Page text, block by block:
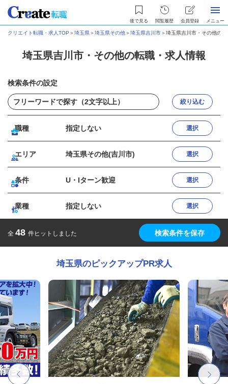
後で見る 閲覧履歴 会員登録 メニュー
クリエイト転職・求人TOP ＞埼玉県＞埼玉県その他＞埼玉県吉川市＞埼玉県吉川市・その他の
埼玉県吉川市・その他の転職・求人情報
検索条件の設定
絞り込む
職種 指定しない 選択
エリア 埼玉県その他(吉川市) 選択
条件 U・Iターン歓迎 選択
業種 指定しない 選択
全 48 件ヒットしました 検索条件を保存
埼玉県のピックアップPR求人